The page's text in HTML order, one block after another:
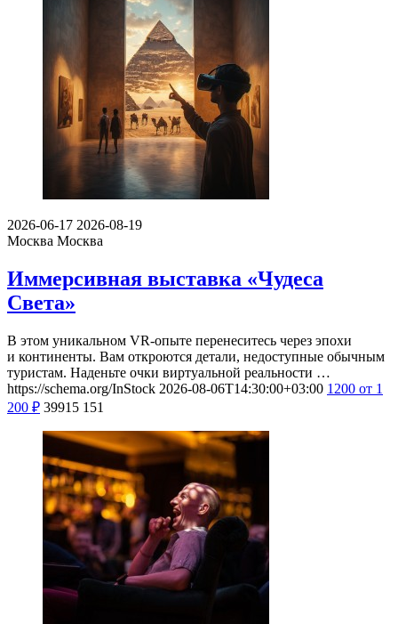
2026-06-17 2026-08-19
Москва Москва
Иммерсивная выставка «Чудеса
Света»
В этом уникальном VR-опыте перенеситесь через эпохи
и континенты. Вам откроются детали, недоступные обычным
туристам. Наденьте очки виртуальной реальности …
https://schema.org/InStock 2026-08-06T14:30:00+03:00 1200 от 1
200 ₽ 39915 151